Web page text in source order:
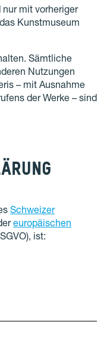
nur mit vorheriger
Kunstmuseum
Sämtliche
Nutzungen
– mit Ausnahme
der Werke – sind
Schweizer
europäischen
ist: